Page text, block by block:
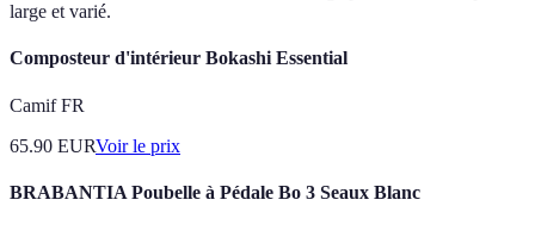
large et varié.
Composteur d'intérieur Bokashi Essential
Camif FR
65.90 EURVoir le prix
BRABANTIA Poubelle à Pédale Bo 3 Seaux Blanc